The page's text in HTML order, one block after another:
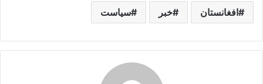
افغانستان خبر سیاست